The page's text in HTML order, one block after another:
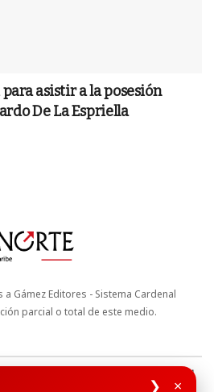
❯ ×
asistir a la posesión
De La Espriella
Gámez Editores - Sistema Cardenal
parcial o total de este medio.
Derechos de Autor y Propiedad Intelectual